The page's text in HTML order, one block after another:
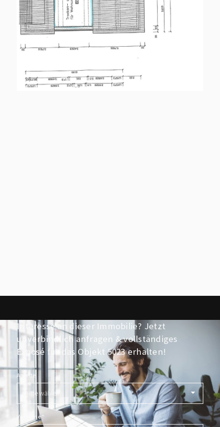
Interesse an dieser Immobilie? Jetzt
unverbindlich anfragen & vollständiges
Exposé für das Objekt 5023 erhalten!
Anrede
Vorname*